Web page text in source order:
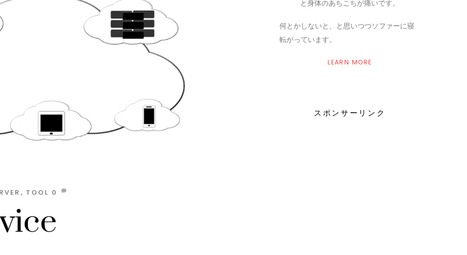
, TOOL 0
と身体のあちこちが痛いです。
何とかしないと、と思いつつソファーに寝
転がっています。
LEARN MORE
スポンサーリンク